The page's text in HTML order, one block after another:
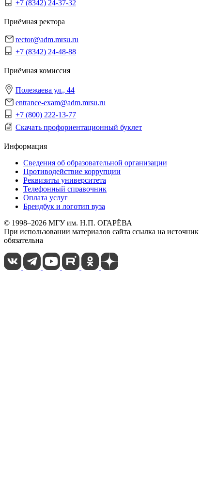
+7 (8342) 24-37-32
Приёмная ректора
rector@adm.mrsu.ru
+7 (8342) 24-48-88
Приёмная комиссия
Полежаева ул., 44
entrance-exam@adm.mrsu.ru
+7 (800) 222-13-77
Скачать профориентационный буклет
Информация
Сведения об образовательной организации
Противодействие коррупции
Реквизиты университета
Телефонный справочник
Оплата услуг
Брендбук и логотип вуза
© 1998–2026 МГУ им. Н.П. ОГАРЁВА
При использовании материалов сайта ссылка на источник
обязательна